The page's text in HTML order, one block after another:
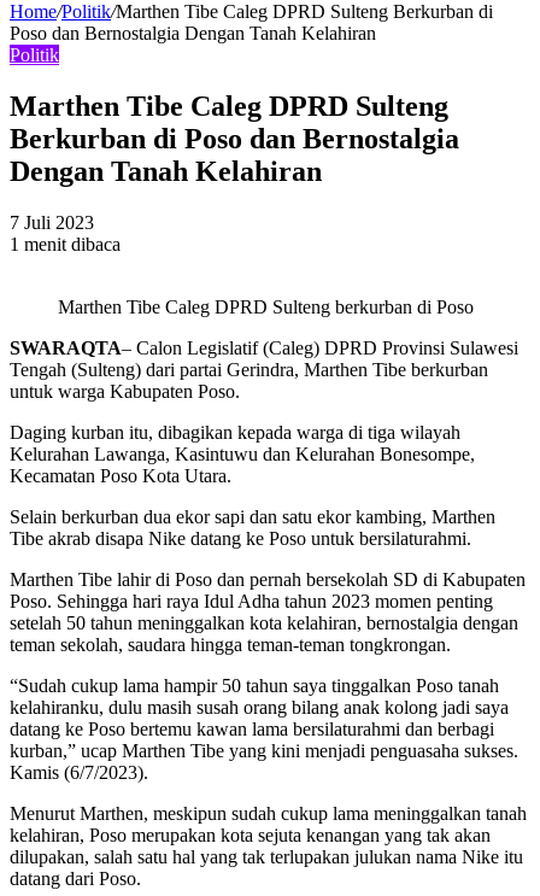
Home/Politik/Marthen Tibe Caleg DPRD Sulteng Berkurban di
Poso dan Bernostalgia Dengan Tanah Kelahiran
Politik
Marthen Tibe Caleg DPRD Sulteng
Berkurban di Poso dan Bernostalgia
Dengan Tanah Kelahiran
7 Juli 2023
1 menit dibaca
Marthen Tibe Caleg DPRD Sulteng berkurban di Poso
SWARAQTA– Calon Legislatif (Caleg) DPRD Provinsi Sulawesi
Tengah (Sulteng) dari partai Gerindra, Marthen Tibe berkurban
untuk warga Kabupaten Poso.
Daging kurban itu, dibagikan kepada warga di tiga wilayah
Kelurahan Lawanga, Kasintuwu dan Kelurahan Bonesompe,
Kecamatan Poso Kota Utara.
Selain berkurban dua ekor sapi dan satu ekor kambing, Marthen
Tibe akrab disapa Nike datang ke Poso untuk bersilaturahmi.
Marthen Tibe lahir di Poso dan pernah bersekolah SD di Kabupaten
Poso. Sehingga hari raya Idul Adha tahun 2023 momen penting
setelah 50 tahun meninggalkan kota kelahiran, bernostalgia dengan
teman sekolah, saudara hingga teman-teman tongkrongan.
“Sudah cukup lama hampir 50 tahun saya tinggalkan Poso tanah
kelahiranku, dulu masih susah orang bilang anak kolong jadi saya
datang ke Poso bertemu kawan lama bersilaturahmi dan berbagi
kurban,” ucap Marthen Tibe yang kini menjadi penguasaha sukses.
Kamis (6/7/2023).
Menurut Marthen, meskipun sudah cukup lama meninggalkan tanah
kelahiran, Poso merupakan kota sejuta kenangan yang tak akan
dilupakan, salah satu hal yang tak terlupakan julukan nama Nike itu
datang dari Poso.